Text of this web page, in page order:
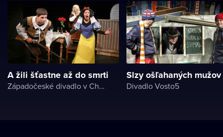
A žili šťastne až do smrti
Západočeské divadlo v Chebu
Slzy ošľahaných mužov
Divadlo Vosto5